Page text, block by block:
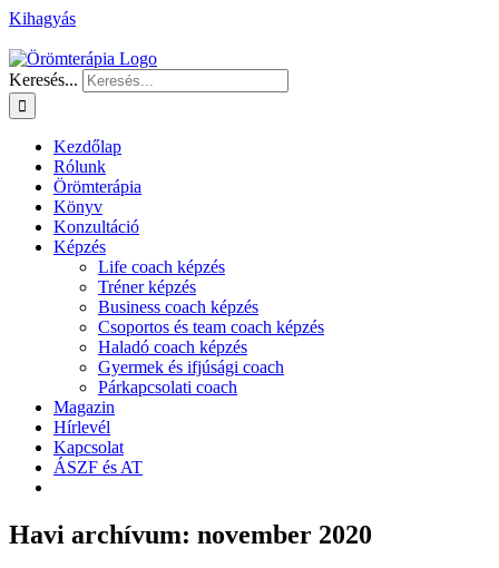
Kihagyás
Keresés...
Kezdőlap
Rólunk
Örömterápia
Könyv
Konzultáció
Képzés
Life coach képzés
Tréner képzés
Business coach képzés
Csoportos és team coach képzés
Haladó coach képzés
Gyermek és ifjúsági coach
Párkapcsolati coach
Magazin
Hírlevél
Kapcsolat
ÁSZF és AT
Havi archívum: november 2020